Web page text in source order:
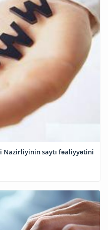
Nazirliyinin saytı fəaliyyətini